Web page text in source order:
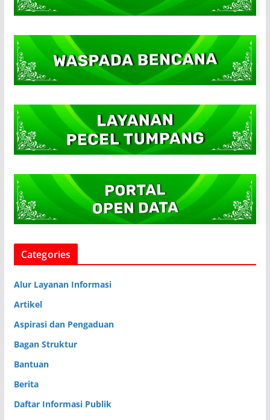
Categories
Alur Layanan Informasi
Artikel
Aspirasi dan Pengaduan
Bagan Struktur
Bantuan
Berita
Daftar Informasi Publik